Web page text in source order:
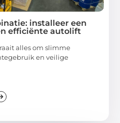
installeer een
efficiënte autolift
alles om slimme
en veilige